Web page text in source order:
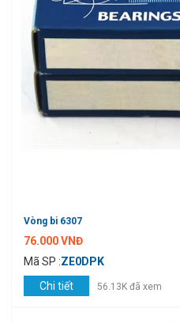
Vòng bi 6307
76.000 VNĐ
Mã SP :ZE0DPK
Chi tiết
56.13K đã xem